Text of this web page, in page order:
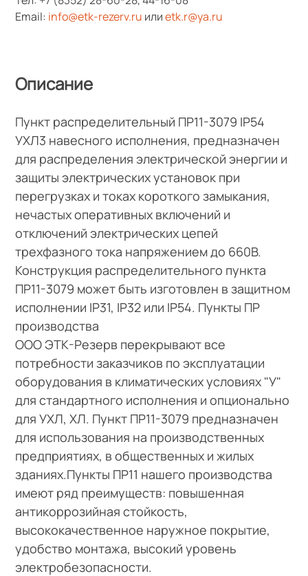
Email: info@etk-rezerv.ru илиetk.r@ya.ru
Описание
Пункт распределительный ПР11-3079 IP54
УХЛ3 навесного исполнения, предназначен
для распределения электрической энергии и
защиты электрических установок при
перегрузках и токах короткого замыкания,
нечастых оперативных включений и
отключений электрических цепей
трехфазного тока напряжением до 660В.
Конструкция распределительного пункта
ПР11-3079 может быть изготовлен в защитном
исполнении IP31, IP32 или IP54. Пункты ПР
производства
ООО ЭТК-Резерв перекрывают все
потребности заказчиков по эксплуатации
оборудования в климатических условиях "У"
для стандартного исполнения и опционально
для УХЛ, ХЛ. Пункт ПР11-3079 предназначен
для использования на производственных
предприятиях, в общественных и жилых
зданиях.Пункты ПР11 нашего производства
имеют ряд преимуществ: повышенная
антикоррозийная стойкость,
высококачественное наружное покрытие,
удобство монтажа, высокий уровень
электробезопасности.